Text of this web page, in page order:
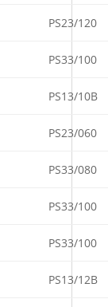
PS23/120
PS33/100
PS13/10B
PS23/060
PS33/080
PS33/100
PS33/100
PS13/12B